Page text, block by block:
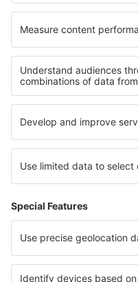
eSky
Felhasználási feltételek
Foglalásaim
Adatvédelmi Irányelvek
Segítség és kapcsolat
eSky.eu